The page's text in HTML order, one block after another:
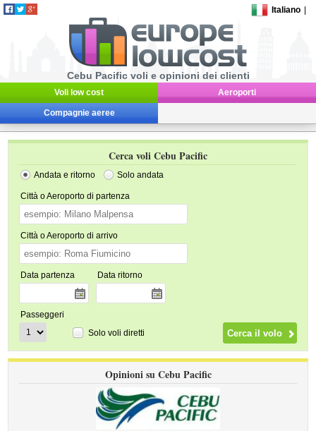
Italiano
Cebu Pacific voli e opinioni dei clienti
Voli low cost Aeroporti
Compagnie aeree
Cerca voli Cebu Pacific
Andata e ritorno Solo andata
Città o Aeroporto di partenza
Città o Aeroporto di arrivo
Data partenza Data ritorno
Passeggeri
Solo voli diretti
Opinioni su Cebu Pacific